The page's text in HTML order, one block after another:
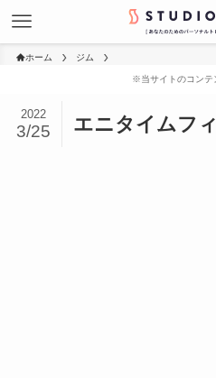
ホーム ジム
エニタイムフ
2022
3/25